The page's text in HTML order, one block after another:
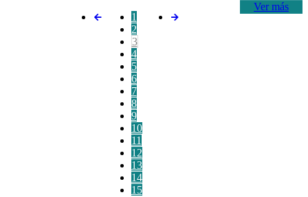
Ver más
1
2
3
4
5
6
7
8
9
10
11
12
13
14
15